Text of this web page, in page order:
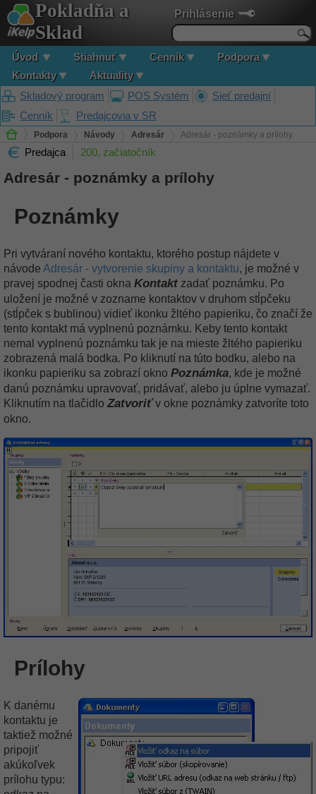
Prihlásenie
Pokladňa a
Sklad
Úvod Stiahnuť Cenník
Podpora
Kontakty
Aktuality
Skladový program
POS Systém
Sieť predajní
Cenník
Predajcovia v SR
Podpora Návody Adresár Adresár - poznámky a prílohy
Predajca 200, začiatočník
Adresár - poznámky a prílohy
Poznámky
Pri vytváraní nového kontaktu, ktorého postup nájdete v
návode Adresár - vytvorenie skupiny a kontaktu, je možné v
pravej spodnej časti okna Kontakt zadať poznámku. Po
uložení je možné v zozname kontaktov v druhom stĺpčeku
(stĺpček s bublinou) vidieť ikonku žltého papieriku, čo značí že
tento kontakt má vyplnenú poznámku. Keby tento kontakt
nemal vyplnenú poznámku tak je na mieste žltého papieriku
zobrazená malá bodka. Po kliknutí na túto bodku, alebo na
ikonku papieriku sa zobrazí okno Poznámka, kde je možné
danú poznámku upravovať, pridávať, alebo ju úplne vymazať.
Kliknutím na tlačidloZatvoriťv okne poznámky zatvoríte toto
okno.
Prílohy
K danému
kontaktu je
taktiež možné
pripojiť
akúkoľvek
prílohu typu: